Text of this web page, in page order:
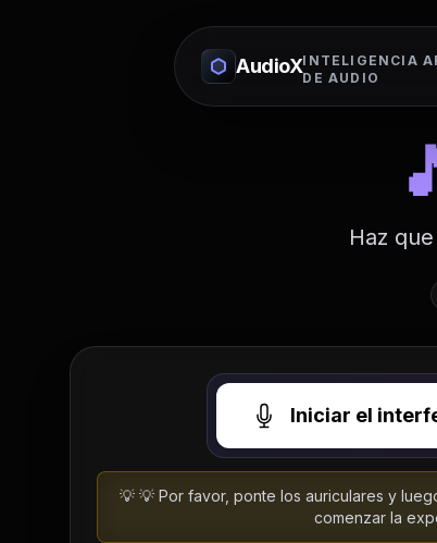
AudioXINTELIGENCIA
DE AUDIO
Haz
Iniciar el
💡 💡 Por favor, ponte los auriculares y
comenzar la